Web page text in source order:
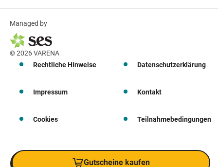
Managed by
© 2026 VARENA
Rechtliche Hinweise
Datenschutzerklärung
Impressum Kontakt
Cookies Teilnahmebedingungen
Gutscheine kaufen